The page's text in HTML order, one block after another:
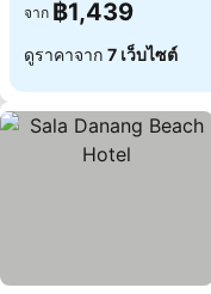
จาก ฿1,439
ดูราคาจาก 7 เว็บไซต์